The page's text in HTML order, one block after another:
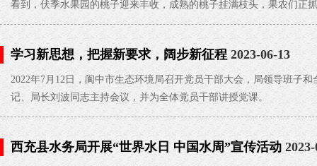
看到，伏季水果园的桃子迎来丰收，成熟的桃子挂满枝头，果农们正
确保蜜桃抢“鲜”上市。
学习新思想，把握新要求，阔步新征程 2023-06-13
2022年7月12日，阆中市生态环境局召开党员干部大会，局领导班子
记、局长刘波同志主持会议，并为全体党员干部讲授党课。
西充县水务局开展“世界水日 中国水周”宣传活动